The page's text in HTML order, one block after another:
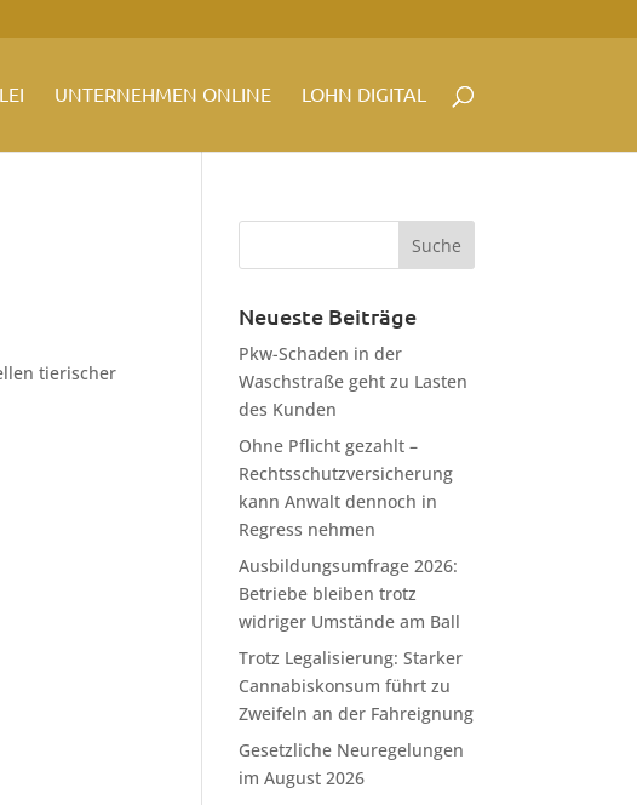
UNTERNEHMEN ONLINE LOHN DIGITAL
tierischer
Neueste Beiträge
Pkw-Schaden in der
Waschstraße geht zu Lasten
des Kunden
Ohne Pflicht gezahlt –
Rechtsschutzversicherung
kann Anwalt dennoch in
Regress nehmen
Ausbildungsumfrage 2026:
Betriebe bleiben trotz
widriger Umstände am Ball
Trotz Legalisierung: Starker
Cannabiskonsum führt zu
Zweifeln an der Fahreignung
Gesetzliche Neuregelungen
im August 2026